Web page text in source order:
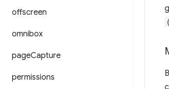
offscreen
omnibox
pageCapture
permissions